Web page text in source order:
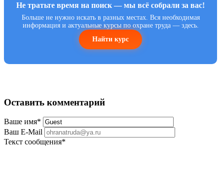
Не тратьте время на поиск — мы всё собрали за вас!
Больше не нужно искать в разных местах. Вся необходимая
информация и актуальные курсы по охране труда — здесь.
Найти курс
Оставить комментарий
Ваше имя*
Ваш E-Mail
Текст сообщения*